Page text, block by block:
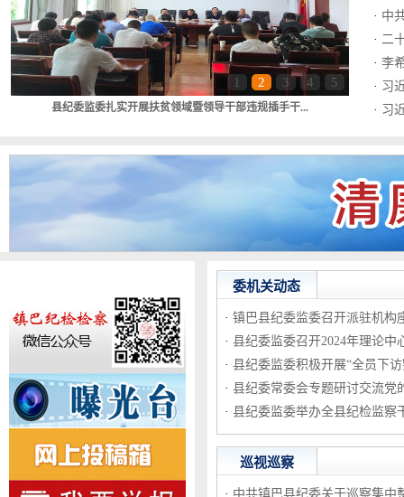
1 2 3 4 5
县纪委监委扎实开展扶贫领域暨领导干部违规插手干...
· 中
· 二
· 李
· 习
· 习
委机关动态
· 镇巴县纪委监委召开派驻机构
· 县纪委监委召开2024年理论中
· 县纪委监委积极开展“全员下
· 县纪委常委会专题研讨交流党
· 县纪委监委举办全县纪检监察
巡视巡察
· 中共镇巴县纪委关于巡察集中